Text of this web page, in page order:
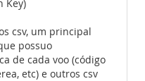
Key)
csv, um principal
possuo
de cada voo (código
etc) e outros csv